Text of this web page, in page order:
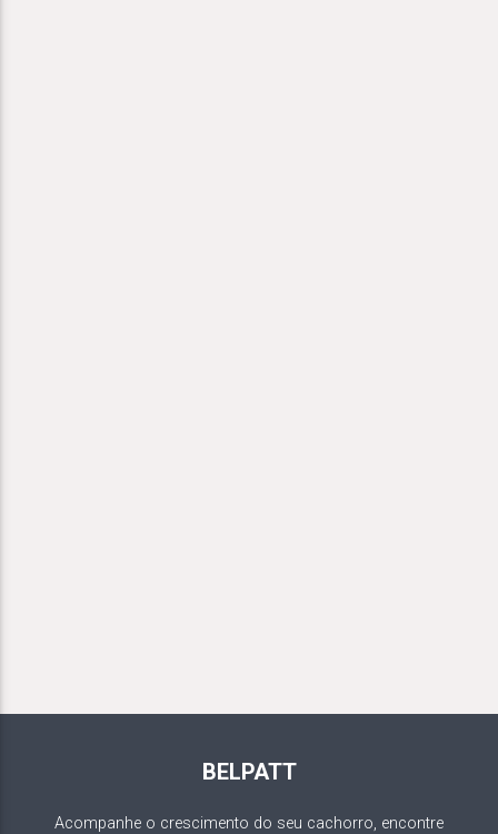
BELPATT
Acompanhe o crescimento do seu cachorro, encontre